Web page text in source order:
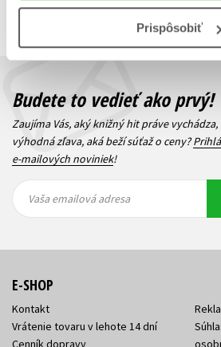
Prispôsobiť
Predchádzajúci 1
Budete to vedieť ako prvý!
Zaujíma Vás, aký knižný hit práve
výhodná zľava, aká beží súťaž o ceny?
e-mailových noviniek!
emailová
emailová
Vaša emailová adresa
E-SHOP
Kontakt
Vrátenie tovaru v lehote 14 dní
Cenník dopravy